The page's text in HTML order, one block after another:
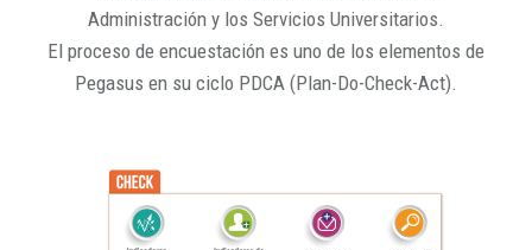
Administración y los Servicios Universitarios.
El proceso de encuestación es uno de los elementos de
Pegasus en su ciclo PDCA (Plan-Do-Check-Act).